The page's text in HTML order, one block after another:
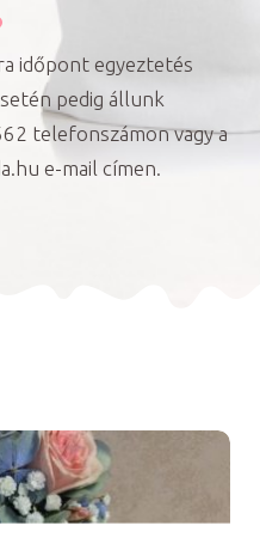
időpont egyeztetés
pedig állunk
telefonszámon vagy a
e-mail címen.